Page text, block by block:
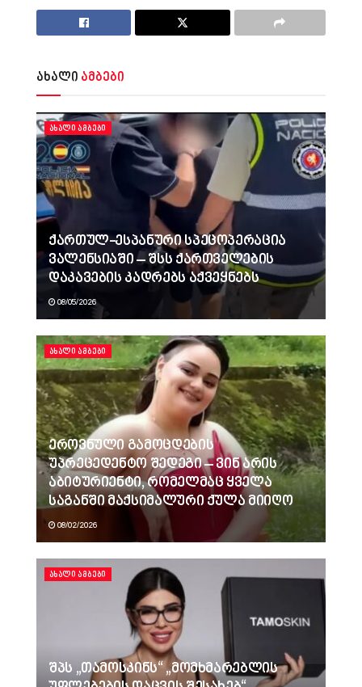
ახალი ამბები
ᲐᲮᲐᲚᲘ ᲐᲛᲑᲔᲑᲘ
ქართულ-ესპანური სპეცოპერაცია
ვალენსიაში – შსს ქართველების
დაკავების კადრებს აქვეყნებს
08/05/2026
ᲐᲮᲐᲚᲘ ᲐᲛᲑᲔᲑᲘ
ეროვნული გამოცდების
უპრეცედენტო შედეგი – ვინ არის
აბიტურიენტი, რომელმაც ყველა
საგანში მაქსიმალური ქულა მიიღო
08/02/2026
ᲐᲮᲐᲚᲘ ᲐᲛᲑᲔᲑᲘ
შპს „თამოსკინს“ „მომხმარებლის